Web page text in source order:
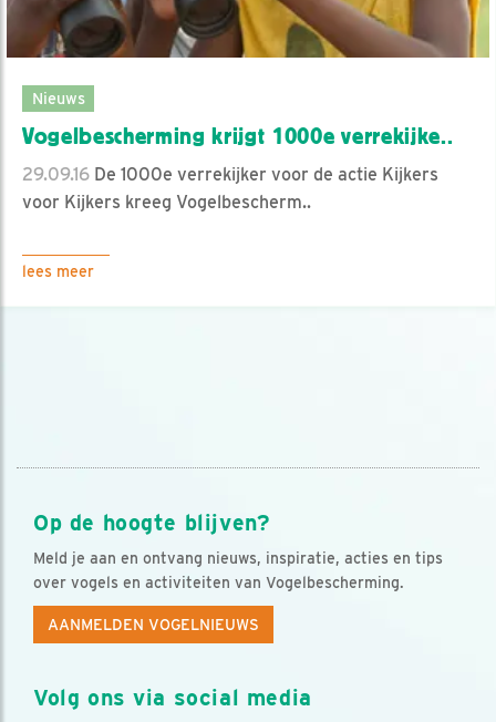
Nieuws
Vogelbescherming krijgt 1000e verrekijke..
29.09.16 De 1000e verrekijker voor de actie Kijkers
voor Kijkers kreeg Vogelbescherm..
lees meer
Op de hoogte blijven?
Meld je aan en ontvang nieuws, inspiratie, acties en tips
over vogels en activiteiten van Vogelbescherming.
AANMELDEN VOGELNIEUWS
Volg ons via social media